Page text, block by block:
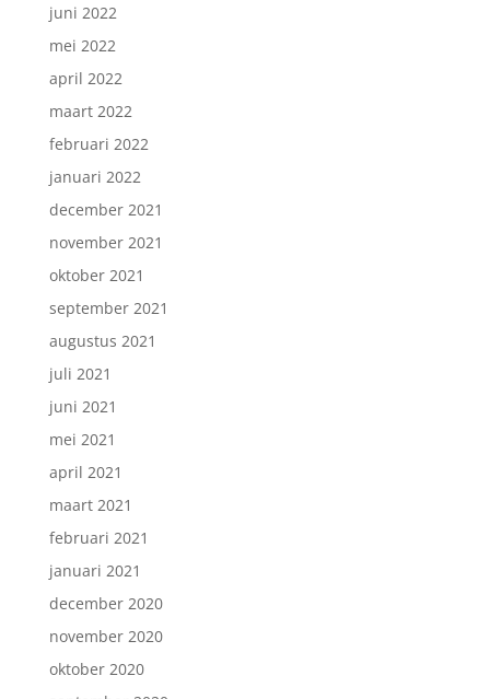
juni 2022
mei 2022
april 2022
maart 2022
februari 2022
januari 2022
december 2021
november 2021
oktober 2021
september 2021
augustus 2021
juli 2021
juni 2021
mei 2021
april 2021
maart 2021
februari 2021
januari 2021
december 2020
november 2020
oktober 2020